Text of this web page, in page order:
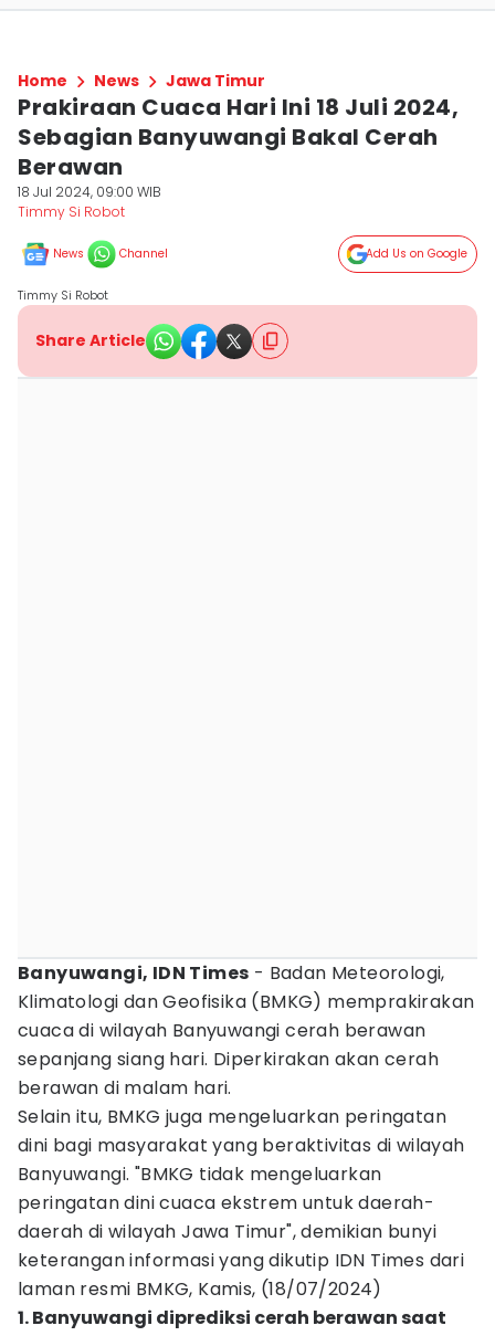
Home News Jawa Timur
Prakiraan Cuaca Hari Ini 18 Juli 2024,
Sebagian Banyuwangi Bakal Cerah
Berawan
18 Jul 2024, 09:00 WIB
Timmy Si Robot
News Channel Add Us on Google
Timmy Si Robot
Share Article
Banyuwangi, IDN Times - Badan Meteorologi,
Klimatologi dan Geofisika (BMKG) memprakirakan
cuaca di wilayah Banyuwangi cerah berawan
sepanjang siang hari. Diperkirakan akan cerah
berawan di malam hari.
Selain itu, BMKG juga mengeluarkan peringatan
dini bagi masyarakat yang beraktivitas di wilayah
Banyuwangi. "BMKG tidak mengeluarkan
peringatan dini cuaca ekstrem untuk daerah-
daerah di wilayah Jawa Timur", demikian bunyi
keterangan informasi yang dikutip IDN Times dari
laman resmi BMKG, Kamis, (18/07/2024)
1. Banyuwangi diprediksi cerah berawan saat